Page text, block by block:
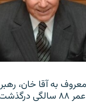
به آقا خان،